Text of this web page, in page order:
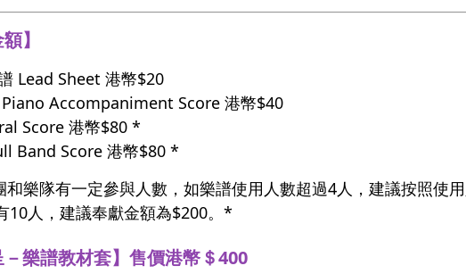
】
Lead Sheet 港幣$20
Accompaniment Score 港幣$40
Score 港幣$80 *
Band Score 港幣$80 *
樂隊有一定參與人數，如樂譜使用人數超過4人，建議按照使用
10人，建議奉獻金額為$200。*
－樂譜教材套】售價港幣＄400